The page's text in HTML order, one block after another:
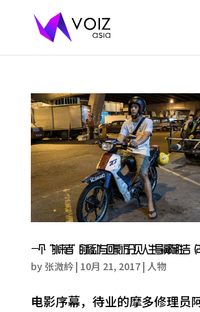
一个“外来者”的移动与回家 访分贝人生导演陈胜吉（2
by 张溦紟| 10月 21, 2017| 人物
电影序幕，待业的摩多修理员